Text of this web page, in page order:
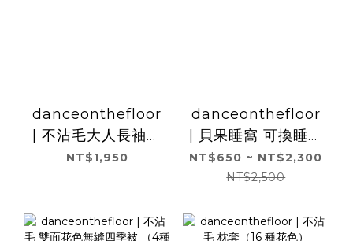
danceonthefloor
| 不沾毛大人長袖睡
衣 （9種顏色 3種尺
NT$1,950
danceonthefloor
| 貝果睡窩 可換睡窩
套
NT$650 ~ NT$2,300
NT$2,500